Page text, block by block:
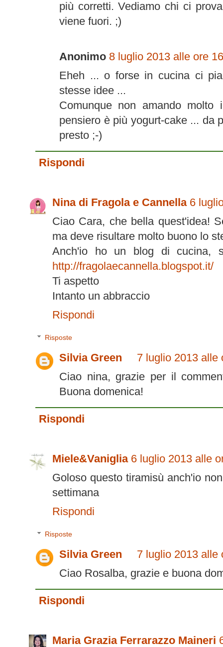
più corretti. Vediamo chi ci
viene fuori. ;)
Anonimo 8 luglio 2013 alle ore
Eheh ... o forse in cucina ci
stesse idee ...
Comunque non amando
pensiero è più yogurt-cake ... da
presto ;-)
Rispondi
Nina di Fragola e Cannella 6
Ciao Cara, che bella quest'idea!
ma deve risultare molto buono lo
Anch'io ho un blog di cucina,
http://fragolaecannella.blogspot.it/
Ti aspetto
Intanto un abbraccio
Rispondi
Risposte
Silvia Green
7 luglio 2013 alle
Ciao nina, grazie per il
Buona domenica!
Rispondi
Miele&Vaniglia 6 luglio 2013 alle
Goloso questo tiramisù anch'io
settimana
Rispondi
Risposte
Silvia Green
7 luglio 2013 alle
Ciao Rosalba, grazie e buona
Rispondi
Maria Grazia Ferrarazzo Maineri